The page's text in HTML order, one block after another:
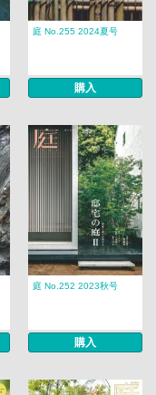
庭 No.255 2024夏号
購入
庭 No.252 2023秋号
購入